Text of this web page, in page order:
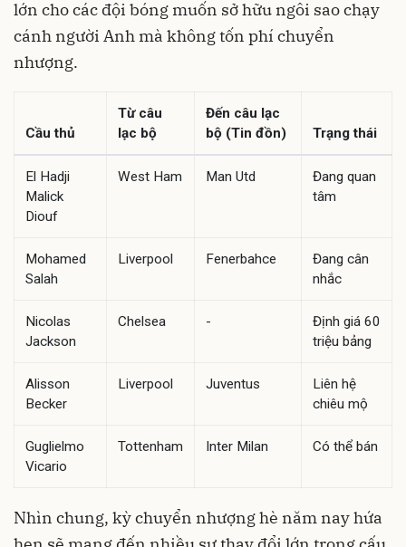
lớn cho các đội bóng muốn sở hữu ngôi sao chạy
cánh người Anh mà không tốn phí chuyển
nhượng.
Cầu thủ
Từ câu
lạc bộ
Đến câu lạc
bộ (Tin đồn)
Trạng thái
El Hadji
Malick
Diouf
West Ham Man Utd
Đang quan
tâm
Mohamed
Salah
Liverpool Fenerbahce
Đang cân
nhắc
Nicolas
Jackson
Chelsea -
Định giá 60
triệu bảng
Alisson
Becker
Liverpool Juventus
Liên hệ
chiêu mộ
Guglielmo
Vicario
Tottenham Inter Milan Có thể bán
Nhìn chung, kỳ chuyển nhượng hè năm nay hứa